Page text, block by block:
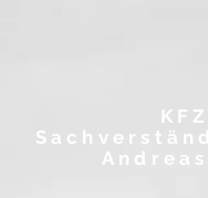
KFZ
Andreas